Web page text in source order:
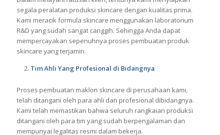
Laboratorium R&D Yang Canggih
Dalam melayani ratusan klien, tentunya kami menyiapkan
segala peralatan produksi skincare dengan kualitas prima.
Kami meracik formula skincare menggunakan laboratorium
mempercayakan sepenuhnya proses pembuatan produk
Tim Ahli Yang Profesional di Bidangnya
Proses pembuatan maklon skincare di perusahaan kami,
telah ditangani oleh para ahli dan profesional dibidangnya.